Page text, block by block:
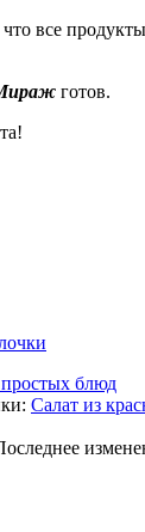
все
готов.
блюд
Салат из